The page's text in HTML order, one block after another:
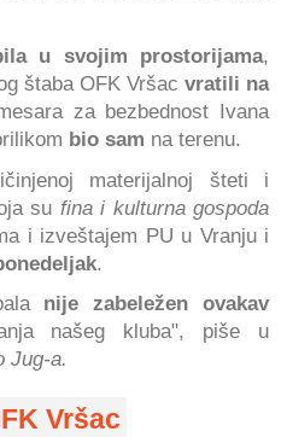
u svojim prostorijama,
štaba OFK Vršac vratili na
za bezbednost Ivana
bio sam na terenu.
materijalnoj šteti i
su fina i kulturna gospoda
i izveštajem PU u Vranju i
.
nije zabeležen ovakav
našeg kluba", piše u
Jug-a.
Vršac